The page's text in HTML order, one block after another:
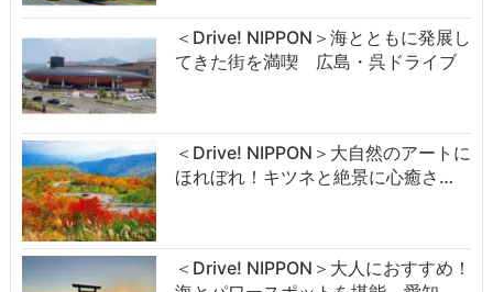
＜Drive! NIPPON＞海とともに発展し
てきた街を満喫 広島・呉ドライブ
＜Drive! NIPPON＞大自然のアートに
ほれぼれ！キツネと絶景に心癒さ…
＜Drive! NIPPON＞大人におすすめ！